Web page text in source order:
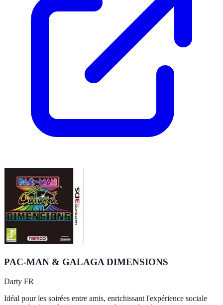
PAC-MAN & GALAGA DIMENSIONS
Darty FR
Idéal pour les soirées entre amis, enrichissant l'expérience sociale